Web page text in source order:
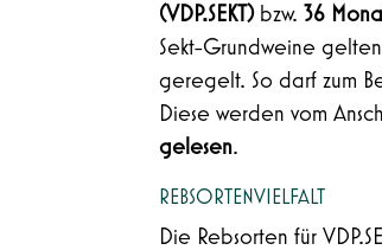
(VDP.SEKT)bzw.36
Sekt-Grundweine
geregelt. So darf zum
Diese werden vom
gelesen.
REBSORTENVIELFALT
Die Rebsorten für